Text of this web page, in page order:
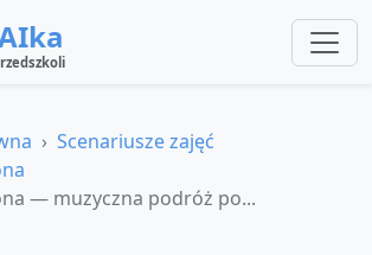
Scenariusze zajęć
— muzyczna podróż po...